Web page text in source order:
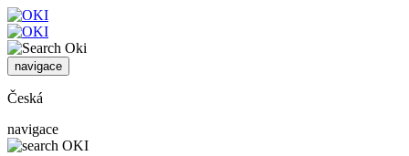
navigace
Česká
navigace